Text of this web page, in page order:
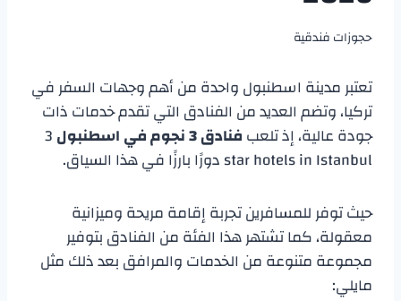
حجوزات فندقية
تعتبر مدينة اسطنبول واحدة من أهم وجهات السفر في
تركيا، وتضم العديد من الفنادق التي تقدم خدمات ذات
جودة عالية، إذ تلعبفنادق 3 نجوم في اسطنبول
3
star hotels in Istanbul دورًا بارزًا في هذا السياق.
حيث توفر للمسافرين تجربة إقامة مريحة وميزانية
معقولة، كما تشتهر هذا الفئة من الفنادق بتوفير
مجموعة متنوعة من الخدمات والمرافق بعد ذلك مثل
مايلي: